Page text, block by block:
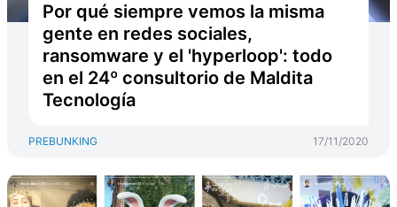
Por qué siempre vemos la misma
gente en redes sociales,
ransomware y el 'hyperloop': todo
en el 24º consultorio de Maldita
Tecnología
PREBUNKING 17/11/2020